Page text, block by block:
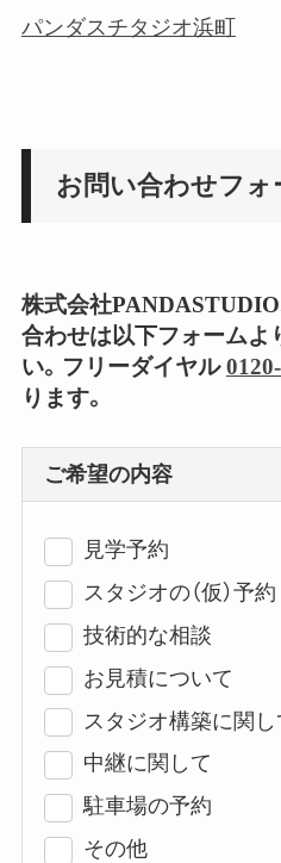
パンダスチタジオ浜町
お問い合わせフォ
株式会社
合わせは以下フォームよ
い。フリーダイヤル
ります。
ご希望の内容
見学予約
スタジオの（仮）予約
技術的な相談
お見積について
スタジオ構築に関し
中継に関して
駐車場の予約
その他